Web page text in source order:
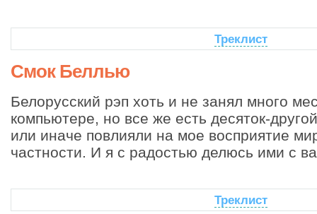
Треклист
Смок Беллью
Белорусский рэп хоть и не занял много
компьютере, но все же есть десяток-
или иначе повлияли на мое восприятие
частности. И я с радостью делюсь ими с
Треклист